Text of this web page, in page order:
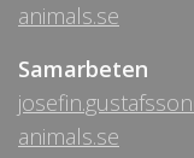
animals.se
Samarbeten
animals.se